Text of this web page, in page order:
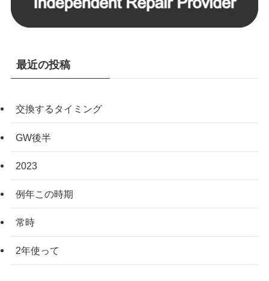
最近の投稿
交換するタイミング
GW後半
2023
例年この時期
常時
2年使って